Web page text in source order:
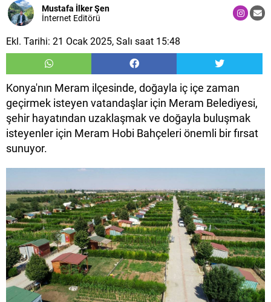
Mustafa İlker Şen
İnternet Editörü
Ekl. Tarihi: 21 Ocak 2025, Salı saat 15:48
Konya'nın Meram ilçesinde, doğayla iç içe zaman
geçirmek isteyen vatandaşlar için Meram Belediyesi,
şehir hayatından uzaklaşmak ve doğayla buluşmak
isteyenler için Meram Hobi Bahçeleri önemli bir fırsat
sunuyor.